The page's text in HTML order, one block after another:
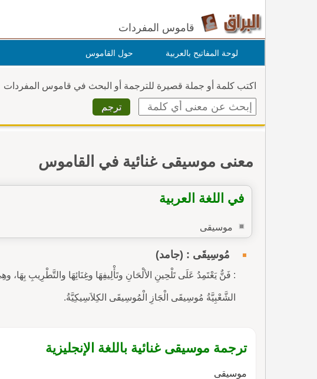
قاموس المفردات
لوحة المفاتيح بالعربية حول القاموس
اكتب كلمة أو جملة قصيرة للترجمة أو البحث في قاموس المفردات
معنى موسيقى غنائية في القاموس
في اللغة العربية
موسيقى
مُوسِيقَى : (جامد)
: فَنٌّ يَعْتَمِدُ عَلَى تَلْحِينِ الألْحَانِ وتَأْلِيفِهَا وغِنَائِهَا والتَّطْرِيبِ
الشَّعْبِيَّةُ مُوسِيقَى الْجَازِ الْمُوسِيقَى الكِلاَسِيكِيَّةُ.
ترجمة موسيقى غنائية باللغة الإنجليزية
موسيقى